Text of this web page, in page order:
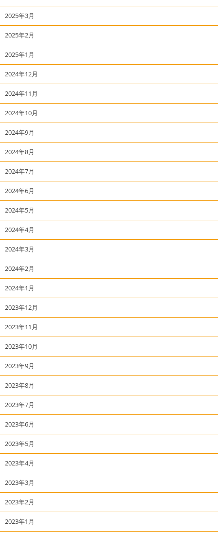
2025年3月
2025年2月
2025年1月
2024年12月
2024年11月
2024年10月
2024年9月
2024年8月
2024年7月
2024年6月
2024年5月
2024年4月
2024年3月
2024年2月
2024年1月
2023年12月
2023年11月
2023年10月
2023年9月
2023年8月
2023年7月
2023年6月
2023年5月
2023年4月
2023年3月
2023年2月
2023年1月